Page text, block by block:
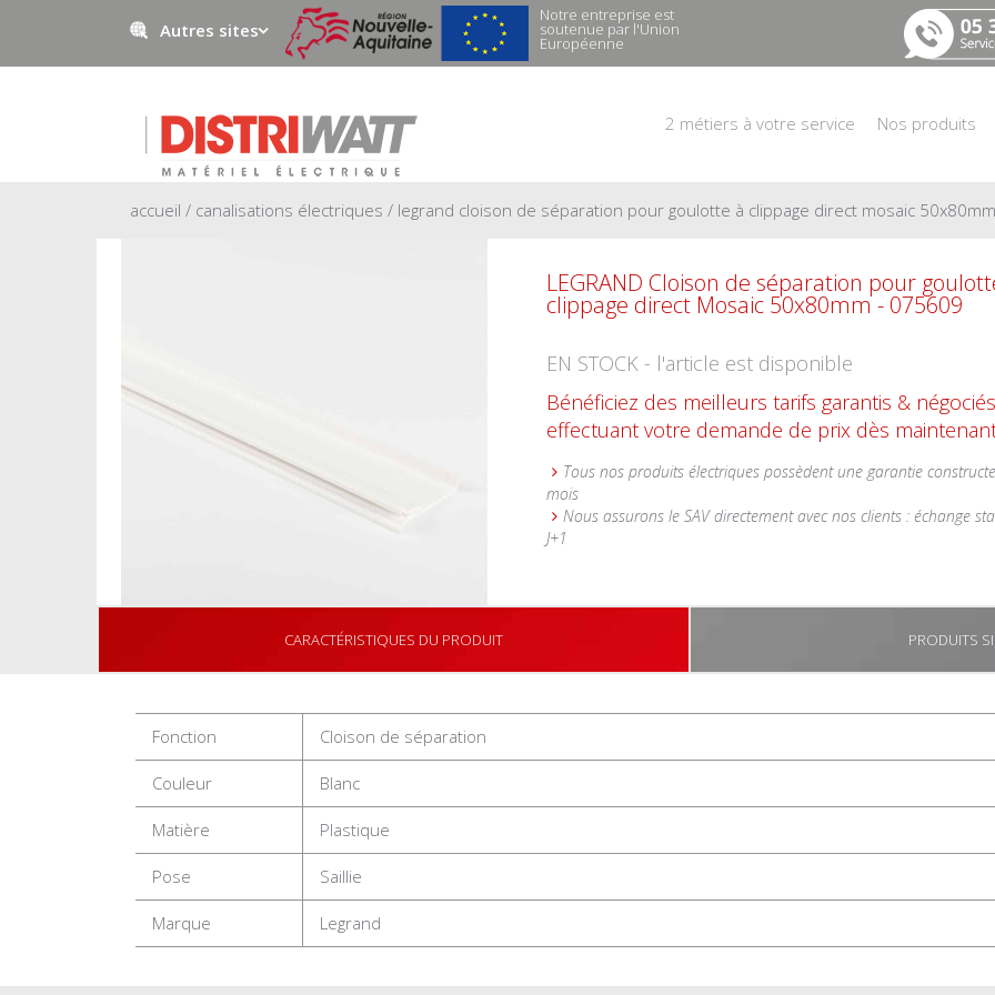
2 métiers à votre service Nos produits
Autres sites
Negowatt
Prestawatt
Notre entreprise est
soutenue par l'Union
Européenne
accueil / canalisations électriques / legrand cloison de séparation pour goulotte à clippage direct mosaic
LEGRAND Cloison de séparation pour
clippage direct Mosaic 50x80mm - 075609
EN STOCK - l'article est disponible
Bénéficiez des meilleurs tarifs garantis &
effectuant votre demande de prix dès
Tous nos produits électriques possèdent une garantie
mois
Nous assurons le SAV directement avec nos clients : échange
J+1
CARACTÉRISTIQUES DU PRODUIT PRODUITS
Fonction Cloison de séparation
Couleur Blanc
Matière Plastique
Pose Saillie
Marque Legrand